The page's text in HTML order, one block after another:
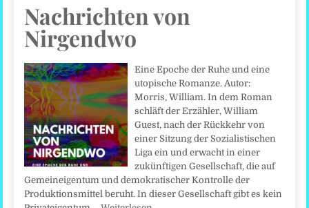
Nachrichten von
Nirgendwo
Eine Epoche der Ruhe und eine
utopische Romanze. Autor:
Morris, William. In dem Roman
schläft der Erzähler, William
Guest, nach der Rückkehr von
einer Sitzung der Sozialistischen
Liga ein und erwacht in einer
zukünftigen Gesellschaft, die auf
Gemeineigentum und demokratischer Kontrolle der
Produktionsmittel beruht. In dieser Gesellschaft gibt es kein